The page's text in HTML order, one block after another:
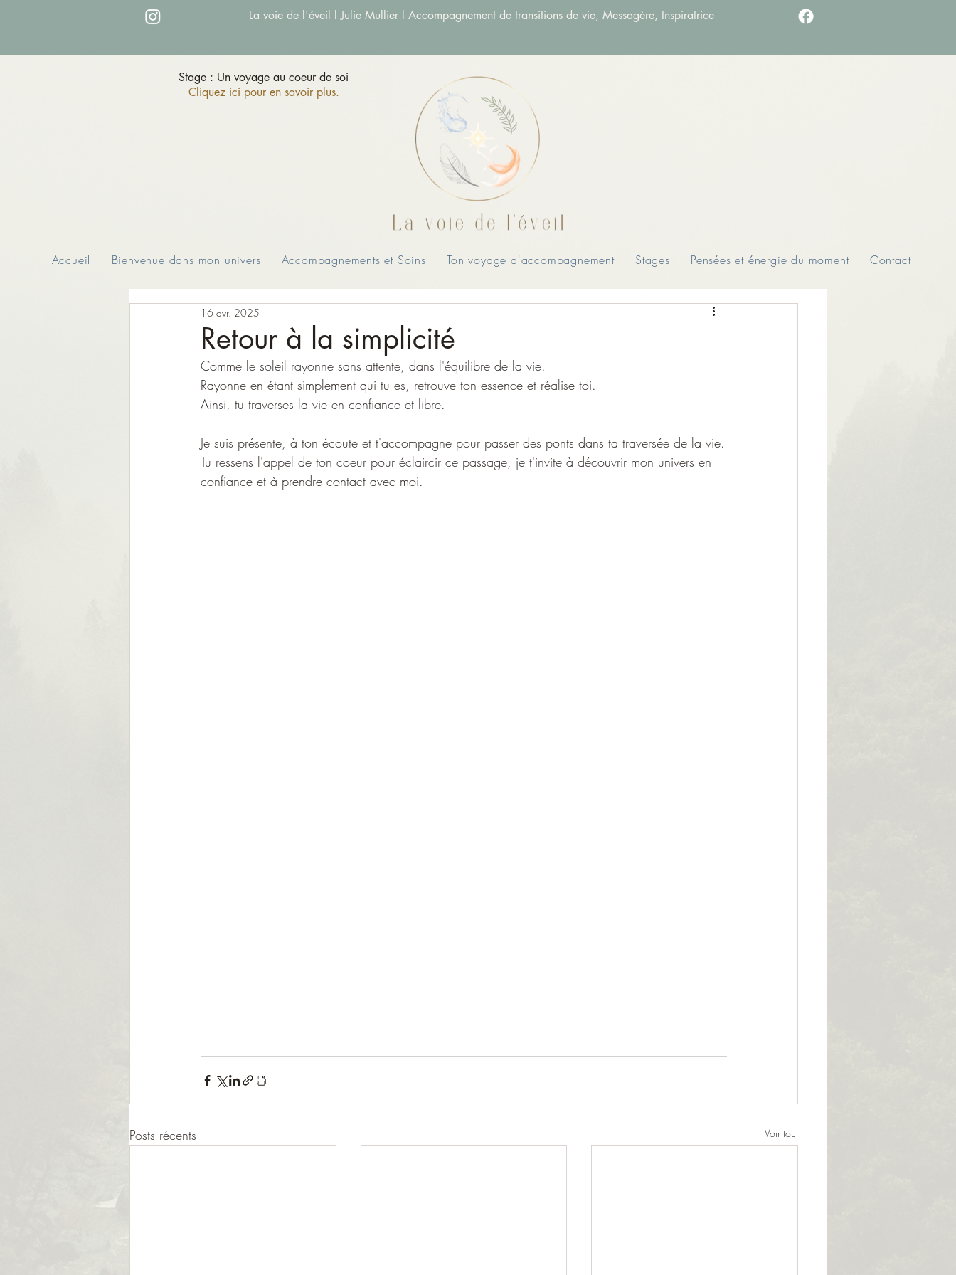
La voie de l'éveil l Julie Mullier l Accompagnement de transitions de vie, Messagère, Inspiratrice
Stage : Un voyage au coeur de soi
Cliquez ici pour en savoir plus.
Accueil Bienvenue dans mon univers Accompagnements et Soins Ton voyage d'accompagnement Stages Pensées et énergie du moment Contact
Retour à la simplicité
16 avr. 2025
Comme le soleil rayonne sans attente, dans l'équilibre de la vie.
Rayonne en étant simplement qui tu es, retrouve ton essence et réalise toi.
Ainsi, tu traverses la vie en confiance et libre.
Je suis présente, à ton écoute et t'accompagne pour passer des ponts dans ta traversée de la vie.
Tu ressens l'appel de ton coeur pour éclaircir ce passage, je t'invite à découvrir mon univers en
confiance et à prendre contact avec moi.
Posts récents Voir tout